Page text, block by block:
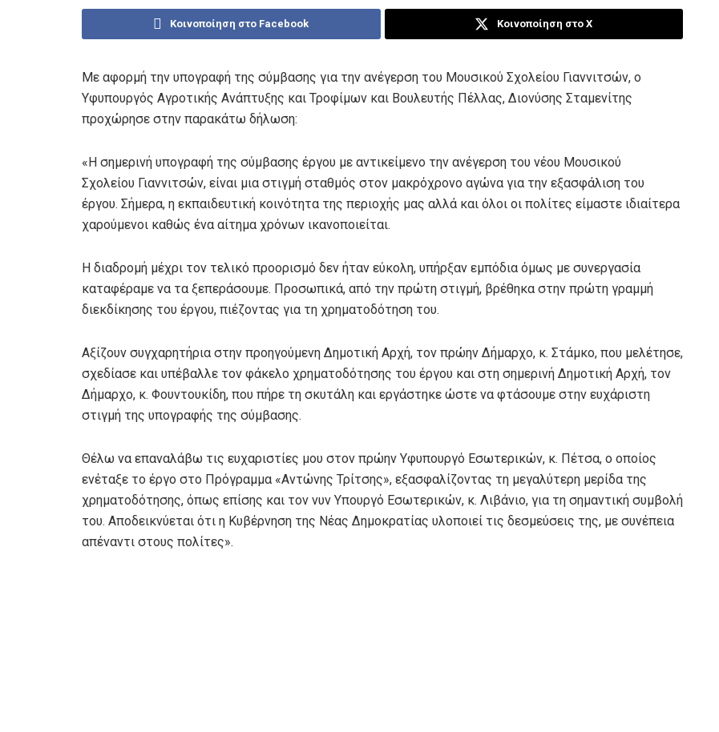
Κοινοποίηση στο Facebook Κοινοποίηση στο X
Με αφορμή την υπογραφή της σύμβασης για την ανέγερση του Μουσικού Σχολείου Γιαννιτσών, ο
Υφυπουργός Αγροτικής Ανάπτυξης και Τροφίμων και Βουλευτής Πέλλας, Διονύσης Σταμενίτης
προχώρησε στην παρακάτω δήλωση:
«Η σημερινή υπογραφή της σύμβασης έργου με αντικείμενο την ανέγερση του νέου Μουσικού
Σχολείου Γιαννιτσών, είναι μια στιγμή σταθμός στον μακρόχρονο αγώνα για την εξασφάλιση του
έργου. Σήμερα, η εκπαιδευτική κοινότητα της περιοχής μας αλλά και όλοι οι πολίτες είμαστε ιδιαίτερα
χαρούμενοι καθώς ένα αίτημα χρόνων ικανοποιείται.
Η διαδρομή μέχρι τον τελικό προορισμό δεν ήταν εύκολη, υπήρξαν εμπόδια όμως με συνεργασία
καταφέραμε να τα ξεπεράσουμε. Προσωπικά, από την πρώτη στιγμή, βρέθηκα στην πρώτη γραμμή
διεκδίκησης του έργου, πιέζοντας για τη χρηματοδότηση του.
Αξίζουν συγχαρητήρια στην προηγούμενη Δημοτική Αρχή, τον πρώην Δήμαρχο, κ. Στάμκο, που μελέτησε,
σχεδίασε και υπέβαλλε τον φάκελο χρηματοδότησης του έργου και στη σημερινή Δημοτική Αρχή, τον
Δήμαρχο, κ. Φουντουκίδη, που πήρε τη σκυτάλη και εργάστηκε ώστε να φτάσουμε στην ευχάριστη
στιγμή της υπογραφής της σύμβασης.
Θέλω να επαναλάβω τις ευχαριστίες μου στον πρώην Υφυπουργό Εσωτερικών, κ. Πέτσα, ο οποίος
ενέταξε το έργο στο Πρόγραμμα «Αντώνης Τρίτσης», εξασφαλίζοντας τη μεγαλύτερη μερίδα της
χρηματοδότησης, όπως επίσης και τον νυν Υπουργό Εσωτερικών, κ. Λιβάνιο, για τη σημαντική συμβολή
του. Αποδεικνύεται ότι η Κυβέρνηση της Νέας Δημοκρατίας υλοποιεί τις δεσμεύσεις της, με συνέπεια
απέναντι στους πολίτες».